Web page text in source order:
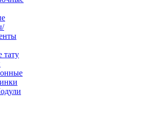
тату